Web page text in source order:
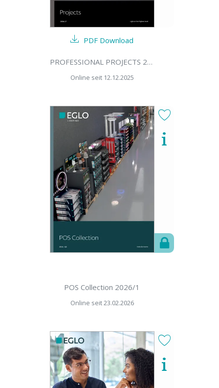
PDF Download
PROFESSIONAL PROJECTS 2026/27
Online seit 12.12.2025
POS Collection 2026/1
Online seit 23.02.2026